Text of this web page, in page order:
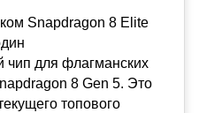
Snapdragon 8 Elite
чип для флагманских
8 Gen 5. Это
топового